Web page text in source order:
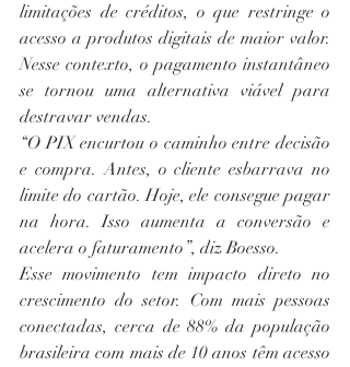
limitações de créditos, o que restringe o
acesso a produtos digitais de maior valor.
Nesse contexto, o pagamento instantâneo
se tornou uma alternativa viável para
destravar vendas.
“O PIX encurtou o caminho entre decisão
e compra. Antes, o cliente esbarrava no
limite do cartão. Hoje, ele consegue pagar
na hora. Isso aumenta a conversão e
acelera o faturamento”, diz Boesso.
Esse movimento tem impacto direto no
crescimento do setor. Com mais pessoas
conectadas, cerca de 88% da população
brasileira com mais de 10 anos têm acesso